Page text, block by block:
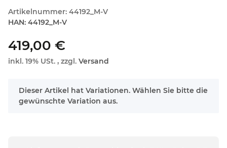
Artikelnummer: 44192_M-V
HAN: 44192_M-V
419,00 €
inkl. 19% USt. , zzgl. Versand
x
Dieser Artikel hat Variationen. Wählen Sie bitte die
gewünschte Variation aus.